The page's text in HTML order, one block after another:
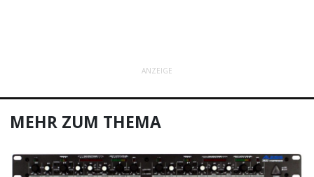
ANZEIGE
MEHR ZUM THEMA